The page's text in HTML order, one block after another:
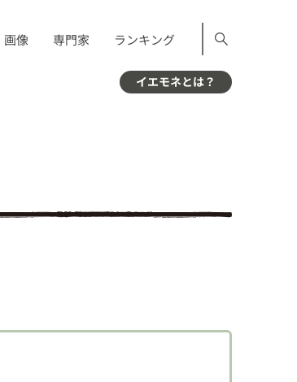
画像 専門家 ランキング
イエモネとは？